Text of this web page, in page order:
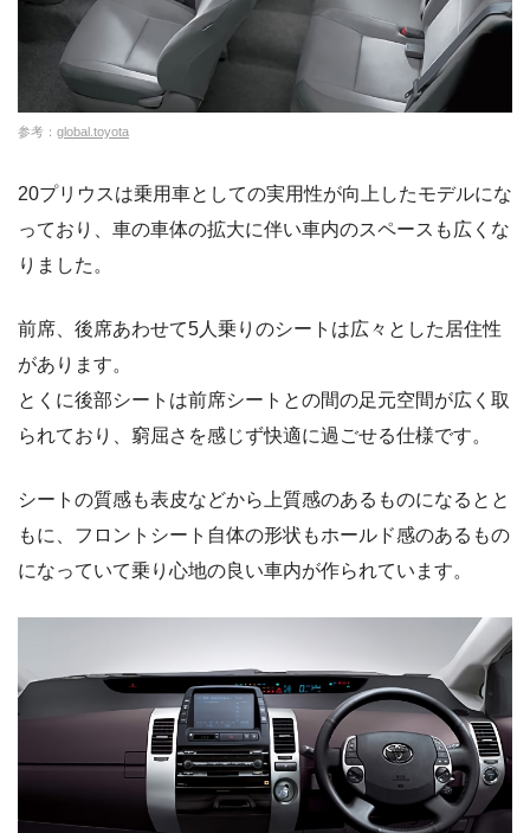
参考： global.toyota
20プリウスは乗用車としての実用性が向上したモデルにな
っており、車の車体の拡大に伴い車内のスペースも広くな
りました。
前席、後席あわせて5人乗りのシートは広々とした居住性
があります。
とくに後部シートは前席シートとの間の足元空間が広く取
られており、窮屈さを感じず快適に過ごせる仕様です。
シートの質感も表皮などから上質感のあるものになるとと
もに、フロントシート自体の形状もホールド感のあるもの
になっていて乗り心地の良い車内が作られています。